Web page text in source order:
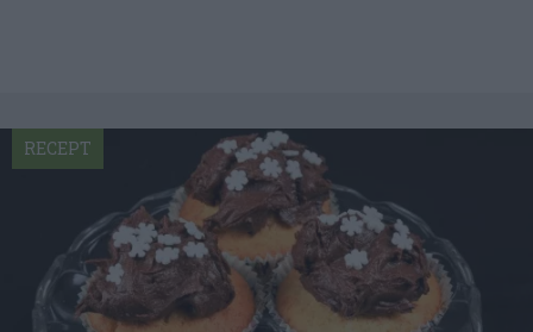
RECEPT